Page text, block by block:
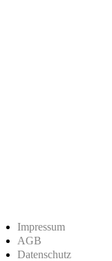
Impressum
AGB
Datenschutz